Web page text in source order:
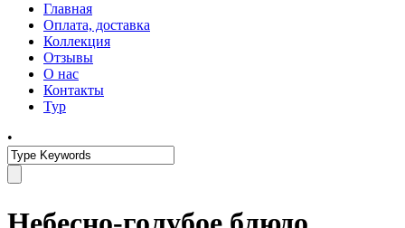
Главная
Оплата, доставка
Коллекция
Отзывы
О нас
Контакты
Тур
•